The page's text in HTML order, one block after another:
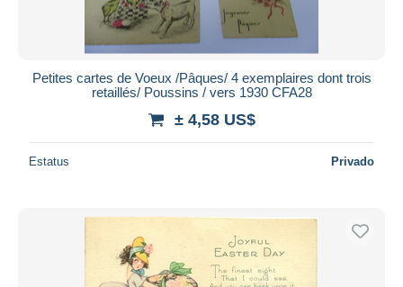
Petites cartes de Voeux /Pâques/ 4 exemplaires dont trois
retaillés/ Poussins / vers 1930 CFA28
± 4,58 US$
Estatus Privado